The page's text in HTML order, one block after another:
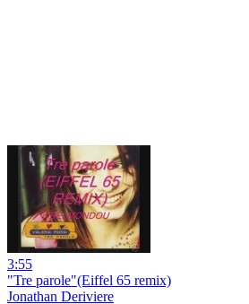
3:55
"Tre parole"(Eiffel 65 remix)
Jonathan Deriviere